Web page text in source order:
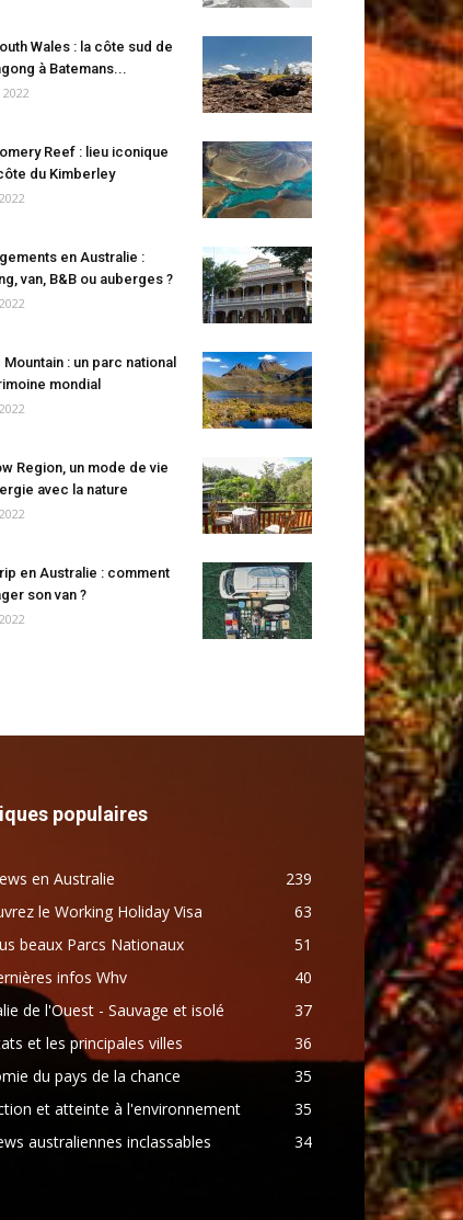
Wales : la côte sud de
à Batemans...
Reef : lieu iconique
du Kimberley
en Australie :
van, B&B ou auberges ?
Mountain : un parc national
mondial
Region, un mode de vie
avec la nature
en Australie : comment
son van ?
populaires
en Australie
239
le Working Holiday Visa
63
beaux Parcs Nationaux
51
infos Whv
40
de l'Ouest - Sauvage et isolé
37
et les principales villes
36
du pays de la chance
35
et atteinte à l'environnement
35
australiennes inclassables
34